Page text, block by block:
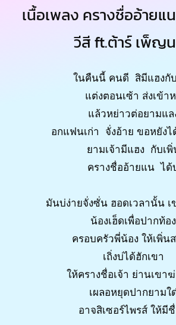
เนื้อเพลง ครางชื่ออ้าย
วีสี ft.ต้าร์ เพ็ญ
ในคืนนี้ คนดี สิมีแฮงกับ
แต่งตอนเซ้า ส่งเข้า
แล้วหย่าวต่อยามแล
อกแฟนเก่า จั่งอ้าย ขอหยังไ
ยามเจ้ามีแฮง กับเพิ่
ครางชื่ออ้ายแน ได้
มันบ่ง่ายจั่งซั่น ฮอดเวลานั้น เ
น้องเฮ็ดเพื่อปากท้อง
ครอบครัวพี่น้อง ให้เพิ่น
เถิ่งบ่ได้ฮักเขา
ให้ครางชื่อเจ้า ย่านเขา
เผลอหยุดปากยามใ
อาจสิเซอร์ไพรส์ ให้มี